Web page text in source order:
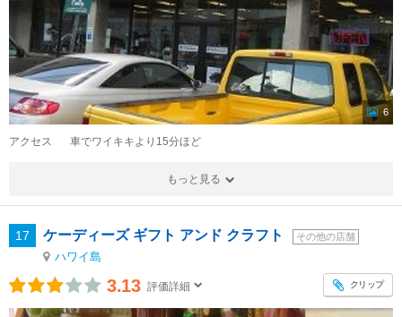
6
アクセス 車でワイキキより15分ほど
もっと見る
17 ケーディーズ ギフト アンド クラフト その他の店舗
ハワイ島
3.13 評価詳細 クリップ